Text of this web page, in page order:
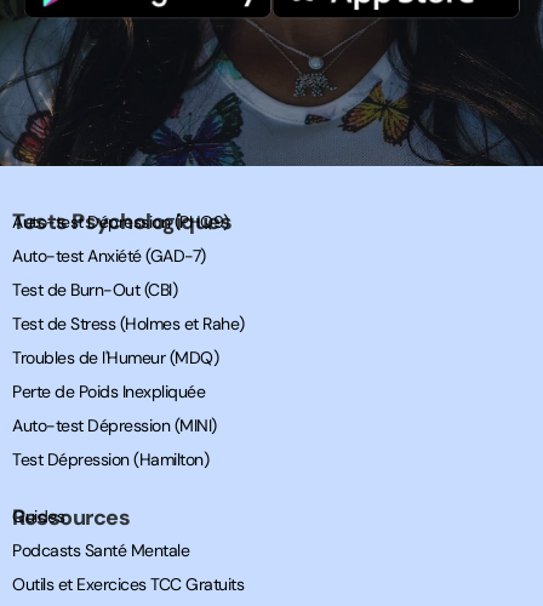
Tests Psychologiques
Auto-test Dépression (PHQ9)
Auto-test Anxiété (GAD-7)
Test de Burn-Out (CBI)
Test de Stress (Holmes et Rahe)
Troubles de l'Humeur (MDQ)
Perte de Poids Inexpliquée
Auto-test Dépression (MINI)
Test Dépression (Hamilton)
Ressources
Guides
Podcasts Santé Mentale
Outils et Exercices TCC Gratuits